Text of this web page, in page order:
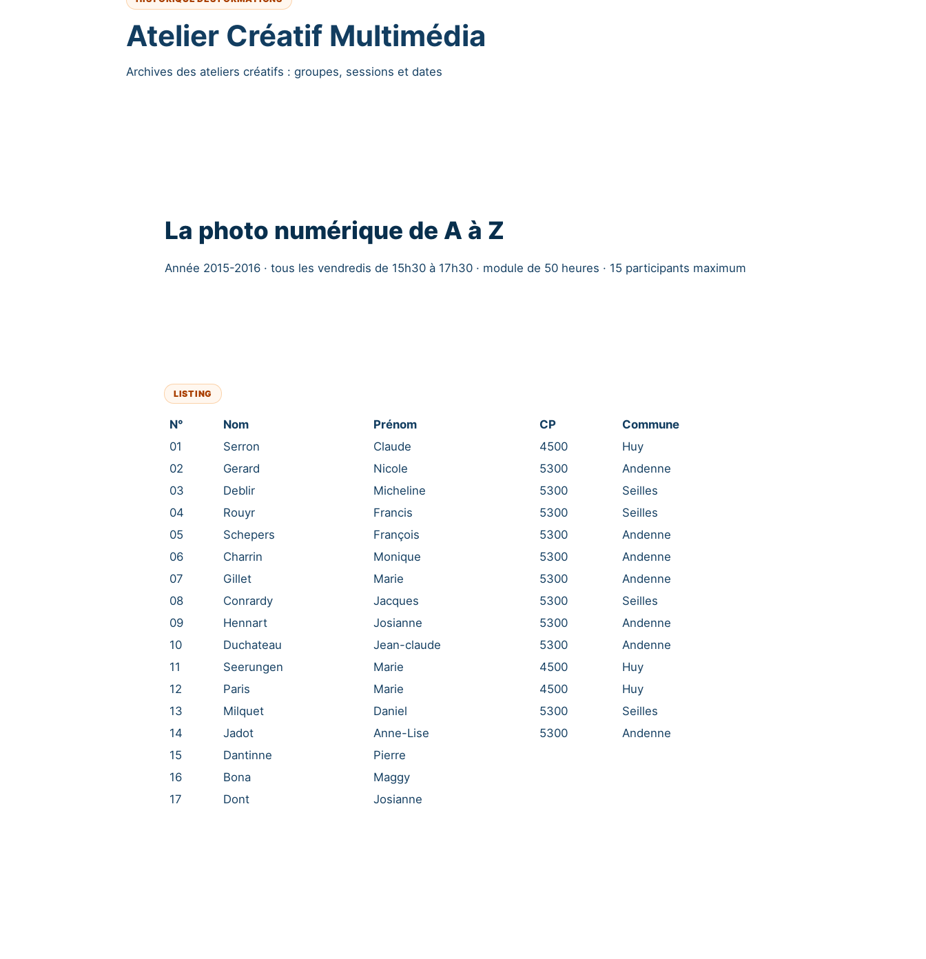
Atelier Créatif Multimédia
Archives des ateliers créatifs : groupes, sessions et dates
La photo numérique de A à Z
Année 2015-2016 · tous les vendredis de 15h30 à 17h30 · module de 50 heures · 15 participants maximum
LISTING
N° Nom Prénom CP
Commune
01
Serron Claude 4500
Huy
02
Gerard Nicole 5300
Andenne
03
Deblir Micheline 5300
Seilles
04
Rouyr Francis 5300
Seilles
05
Schepers François 5300
Andenne
06
Charrin Monique 5300
Andenne
07
Gillet Marie 5300
Andenne
08
Conrardy Jacques 5300
Seilles
09
Hennart Josianne 5300
Andenne
10
Duchateau Jean-claude 5300
Andenne
11
Seerungen Marie 4500
Huy
12
Paris Marie 4500
Huy
13
Milquet Daniel 5300
Seilles
14
Jadot Anne-Lise 5300
Andenne
15
Dantinne
Pierre
16
Bona
Maggy
17
Dont Josianne